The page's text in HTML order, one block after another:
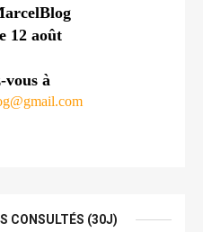
12 août
vous à
CONSULTÉS (30J)